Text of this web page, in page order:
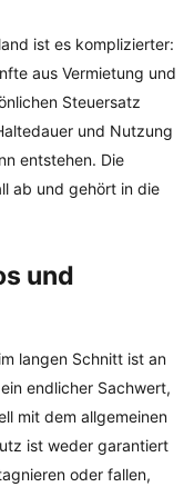
ist es komplizierter:
aus Vermietung und
Steuersatz
und Nutzung
entstehen. Die
ab und gehört in die
und
langen Schnitt ist an
endlicher Sachwert,
mit dem allgemeinen
ist weder garantiert
oder fallen,